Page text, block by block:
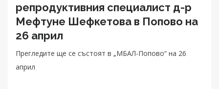
репродуктивния специалист д-р
Мефтуне Шефкетова в Попово на
26 април
Прегледите ще се състоят в „МБАЛ-Попово“ на 26
април